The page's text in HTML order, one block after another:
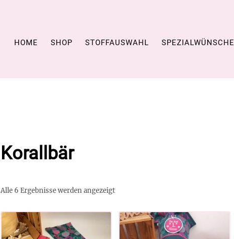
HOME SHOP STOFFAUSWAHL SPEZIALWÜNSCHE
Korallbär
Alle 6 Ergebnisse werden angezeigt